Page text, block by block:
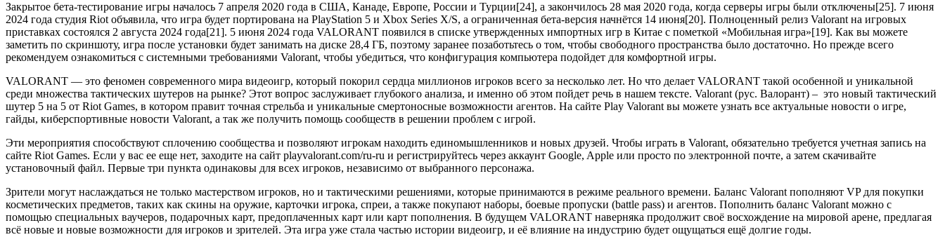
Закрытое бета-тестирование игры началось 7 апреля 2020 года в США, Канаде, Европе, России и Турции[24], а закончилось 28 мая 2020 года, когда серверы игры были отключены[25]. 7 июня
2024 года студия Riot объявила, что игра будет портирована на PlayStation 5 и Xbox Series X/S, а ограниченная бета-версия начнётся 14 июня[20]. Полноценный релиз Valorant на игровых
приставках состоялся 2 августа 2024 года[21]. 5 июня 2024 года VALORANT появился в списке утвержденных импортных игр в Китае с пометкой «Мобильная игра»[19]. Как вы можете
заметить по скриншоту, игра после установки будет занимать на диске 28,4 ГБ, поэтому заранее позаботьтесь о том, чтобы свободного пространства было достаточно. Но прежде всего
рекомендуем ознакомиться с системными требованиями Valorant, чтобы убедиться, что конфигурация компьютера подойдет для комфортной игры.
VALORANT — это феномен современного мира видеоигр, который покорил сердца миллионов игроков всего за несколько лет. Но что делает VALORANT такой особенной и уникальной
среди множества тактических шутеров на рынке? Этот вопрос заслуживает глубокого анализа, и именно об этом пойдет речь в нашем тексте. Valorant (рус. Валорант) – это новый тактический
шутер 5 на 5 от Riot Games, в котором правит точная стрельба и уникальные смертоносные возможности агентов. На сайте Play Valorant вы можете узнать все актуальные новости о игре,
гайды, киберспортивные новости Valorant, а так же получить помощь сообществ в решении проблем с игрой.
Эти мероприятия способствуют сплочению сообщества и позволяют игрокам находить единомышленников и новых друзей. Чтобы играть в Valorant, обязательно требуется учетная запись на
сайте Riot Games. Если у вас ее еще нет, заходите на сайт playvalorant.com/ru-ru и регистрируйтесь через аккаунт Google, Apple или просто по электронной почте, а затем скачивайте
установочный файл. Первые три пункта одинаковы для всех игроков, независимо от выбранного персонажа.
Зрители могут наслаждаться не только мастерством игроков, но и тактическими решениями, которые принимаются в режиме реального времени. Баланс Valorant пополняют VP для покупки
косметических предметов, таких как скины на оружие, карточки игрока, спреи, а также покупают наборы, боевые пропуски (battle pass) и агентов. Пополнить баланс Valorant можно с
помощью специальных ваучеров, подарочных карт, предоплаченных карт или карт пополнения. В будущем VALORANT наверняка продолжит своё восхождение на мировой арене, предлагая
всё новые и новые возможности для игроков и зрителей. Эта игра уже стала частью истории видеоигр, и её влияние на индустрию будет ощущаться ещё долгие годы.